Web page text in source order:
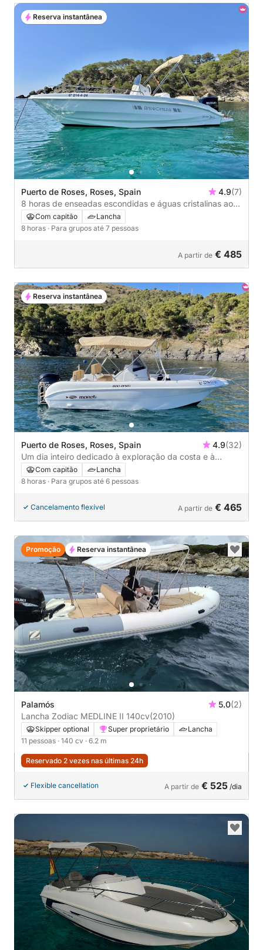
Puerto de Roses, Roses, Spain 4.9(7)
8 horas de enseadas escondidas e águas cristalinas ao
longo da selvagem Costa Brava.
Com capitão
Lancha
8 horas · Para grupos até 7 pessoas
A partir de € 485
Reserva instantânea
Puerto de Roses, Roses, Spain 4.9(32)
Um dia inteiro dedicado à exploração da costa e à
diversão aquática ao longo da Costa Brava.
Com capitão
Lancha
8 horas · Para grupos até 6 pessoas
Cancelamento flexível A partir de € 465
Reserva instantânea
Palamós 5.0(2)
Lancha Zodiac MEDLINE II 140cv(2010)
Skipper optional Super proprietário
Lancha
11 pessoas · 140 cv · 6.2 m
Reservado 2 vezes nas últimas 24h
Flexible cancellation A partir de € 525 /dia
Promoção Reserva instantânea